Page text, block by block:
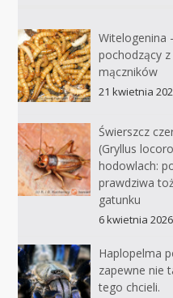
Witelogenina
pochodzący
mączników
21 kwietnia
Świerszcz
(Gryllus
hodowlach:
prawdziwa
gatunku
6 kwietnia 2026
Haplopelma
zapewne nie
tego chcieli.